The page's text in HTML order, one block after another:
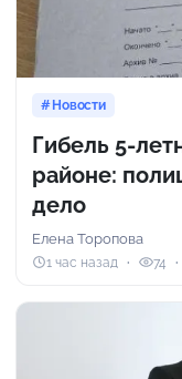
Новости
Гибель 5-
районе:
дело
Елена Торопова
1 час назад 74